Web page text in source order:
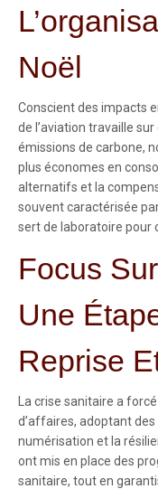
Noël
Conscient des impacts
de l’aviation travaille
émissions de carbone,
plus économes en
alternatifs et la
souvent caractérisée
sert de laboratoire pour
Focus
Une
Reprise
La crise sanitaire a
d’affaires, adoptant
numérisation et la
ont mis en place des
sanitaire, tout en